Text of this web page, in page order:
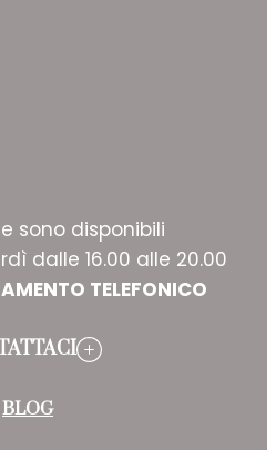
sono disponibili
dalle 16.00 alle 20.00
TELEFONICO
BLOG